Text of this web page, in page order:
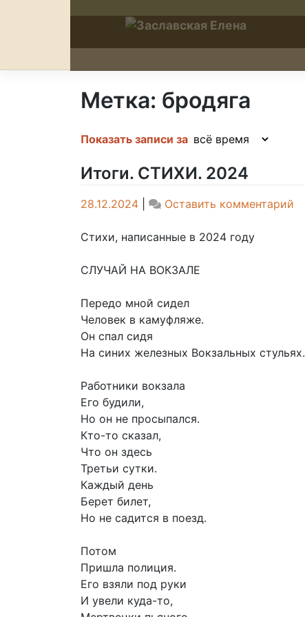
Метка: бродяга
Показать записи за
Итоги. СТИХИ. 2024
28.12.2024 Оставить комментарий
Стихи, написанные в 2024 году
СЛУЧАЙ НА ВОКЗАЛЕ
Передо мной сидел
Человек в камуфляже.
Он спал сидя
На синих железных Вокзальных стульях.
Работники вокзала
Его будили,
Но он не просыпался.
Кто-то сказал,
Что он здесь
Третьи сутки.
Каждый день
Берет билет,
Но не садится в поезд.
Потом
Пришла полиция.
Его взяли под руки
И увели куда-то,